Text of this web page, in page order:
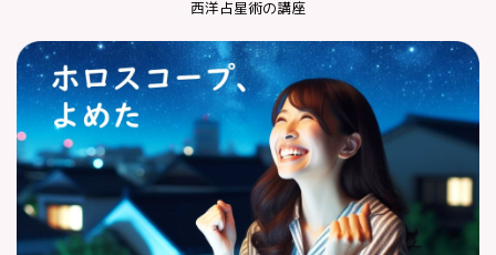
西洋占星術の講座